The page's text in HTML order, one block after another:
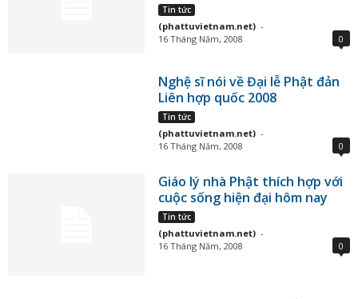
Tin tức
(phattuvietnam.net) -
16 Tháng Năm, 2008
0
Nghệ sĩ nói về Đại lễ Phật đản
Liên hợp quốc 2008
Tin tức
(phattuvietnam.net) -
16 Tháng Năm, 2008
0
Giáo lý nhà Phật thích hợp với
cuộc sống hiện đại hôm nay
Tin tức
(phattuvietnam.net) -
16 Tháng Năm, 2008
0